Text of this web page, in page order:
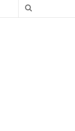
جستجو